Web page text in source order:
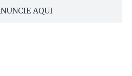
AQUI